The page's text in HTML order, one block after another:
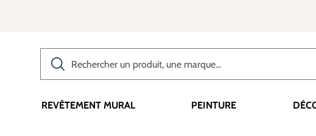
REVÊTEMENT MURAL PEINTURE